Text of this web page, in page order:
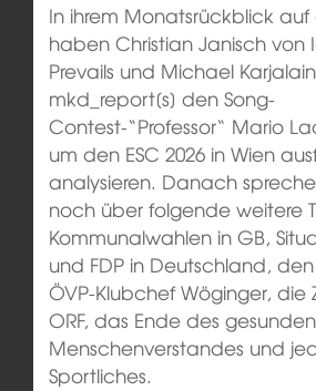
In ihrem Monatsrückblick auf
haben Christian Janisch von
Prevails und Michael
mkd_report[s] den Song-
Contest-“Professor“ Mario
um den ESC 2026 in Wien
analysieren. Danach
noch über folgende weitere
Kommunalwahlen in GB,
und FDP in Deutschland,
ÖVP-Klubchef Wöginger, die
ORF, das Ende des gesunden
Menschenverstandes und
Sportliches.